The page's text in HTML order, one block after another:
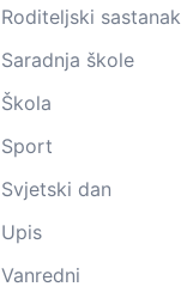
Roditeljski sastanak
Saradnja škole
Škola
Sport
Svjetski dan
Upis
Vanredni